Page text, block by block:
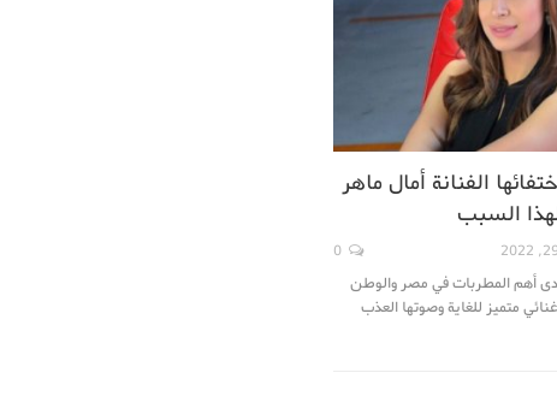
الفنانة أمال ماهر
السبب
أهم المطربات في مصر والوطن
متميز للغاية وصوتها العذب